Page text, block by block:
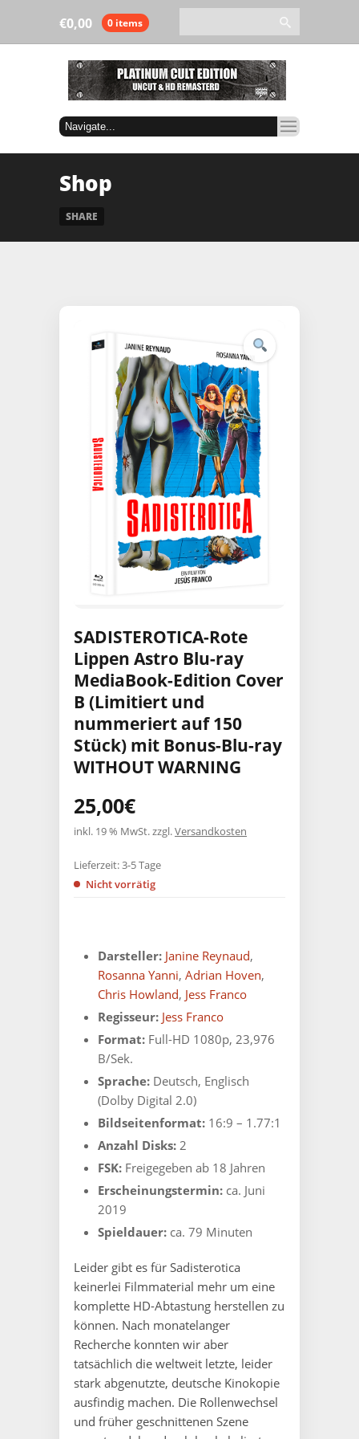
0,00
€ 0 items
Shop
SHARE
SADISTEROTICA-Rote
Lippen Astro Blu-ray
MediaBook-Edition Cover
B (Limitiert und
nummeriert auf 150
Stück) mit Bonus-Blu-ray
WITHOUT WARNING
25,00€
inkl. 19 % MwSt.zzgl.Versandkosten
Darsteller: Janine Reynaud,
Rosanna Yanni, Adrian Hoven,
Chris Howland, Jess Franco
Regisseur: Jess Franco
Format: Full-HD 1080p, 23,976
B/Sek.
Sprache: Deutsch, Englisch
(Dolby Digital 2.0)
Bildseitenformat: 16:9 – 1.77:1
Anzahl Disks: 2
FSK: Freigegeben ab 18 Jahren
Erscheinungstermin: ca. Juni
2019
Spieldauer: ca. 79 Minuten
Leider gibt es für Sadisterotica
keinerlei Filmmaterial mehr um eine
komplette HD-Abtastung herstellen zu
können. Nach monatelanger
Recherche konnten wir aber
tatsächlich die weltweit letzte, leider
stark abgenutzte, deutsche Kinokopie
ausfindig machen. Die Rollenwechsel
und früher geschnittenen Szene
Lieferzeit:3-5 Tage
Nicht vorrätig